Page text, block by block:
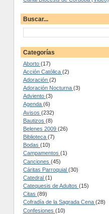
Buscar...
Categorías
Aborto (17)
Acción Católica (2)
Adoración (2)
Adoración Nocturna (3)
Adviento (3)
Agenda (6)
Avisos (232)
Bautizos (8)
Belenes 2009 (26)
Biblioteca (7)
Bodas (10)
Campamentos (1)
Canciones (45)
Cáritas Parroquial (30)
Catedral (1)
Catequesis de Adultos (15)
Citas (89)
Cofradía de la Sagrada Cena (28)
Confesiones (10)